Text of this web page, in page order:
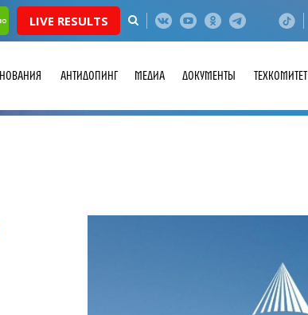
LIVE RESULTS
АНТИДОПИНГ МЕДИА ДОКУМЕНТЫ ТЕХКОМИТЕТ